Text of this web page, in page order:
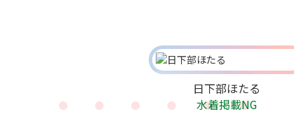
日下部ほたる
水着掲載NG